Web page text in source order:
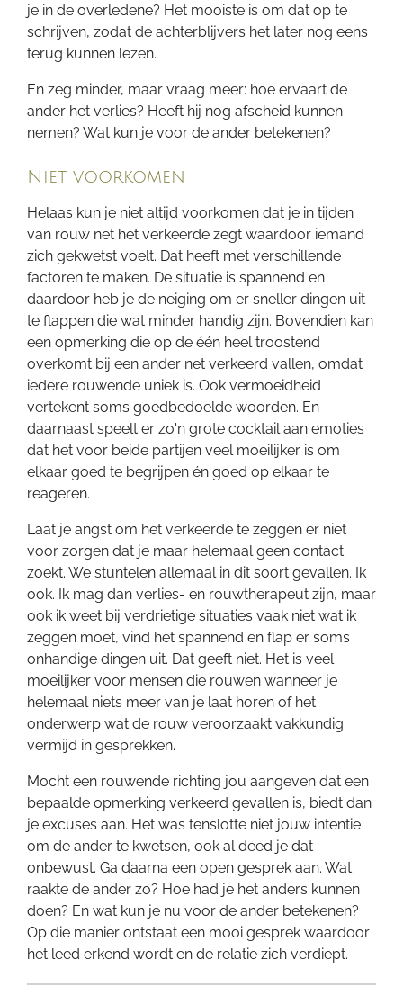
je in de overledene? Het mooiste is om dat op te
schrijven, zodat de achterblijvers het later nog eens
terug kunnen lezen.
En zeg minder, maar vraag meer: hoe ervaart de
ander het verlies? Heeft hij nog afscheid kunnen
nemen? Wat kun je voor de ander betekenen?
Niet voorkomen
Helaas kun je niet altijd voorkomen dat je in tijden
van rouw net het verkeerde zegt waardoor iemand
zich gekwetst voelt. Dat heeft met verschillende
factoren te maken. De situatie is spannend en
daardoor heb je de neiging om er sneller dingen uit
te flappen die wat minder handig zijn. Bovendien kan
een opmerking die op de één heel troostend
overkomt bij een ander net verkeerd vallen, omdat
iedere rouwende uniek is. Ook vermoeidheid
vertekent soms goedbedoelde woorden. En
daarnaast speelt er zo'n grote cocktail aan emoties
dat het voor beide partijen veel moeilijker is om
elkaar goed te begrijpen én goed op elkaar te
reageren.
Laat je angst om het verkeerde te zeggen er niet
voor zorgen dat je maar helemaal geen contact
zoekt. We stuntelen allemaal in dit soort gevallen. Ik
ook. Ik mag dan verlies- en rouwtherapeut zijn, maar
ook ik weet bij verdrietige situaties vaak niet wat ik
zeggen moet, vind het spannend en flap er soms
onhandige dingen uit. Dat geeft niet. Het is veel
moeilijker voor mensen die rouwen wanneer je
helemaal niets meer van je laat horen of het
onderwerp wat de rouw veroorzaakt vakkundig
vermijd in gesprekken.
Mocht een rouwende richting jou aangeven dat een
bepaalde opmerking verkeerd gevallen is, biedt dan
je excuses aan. Het was tenslotte niet jouw intentie
om de ander te kwetsen, ook al deed je dat
onbewust. Ga daarna een open gesprek aan. Wat
raakte de ander zo? Hoe had je het anders kunnen
doen? En wat kun je nu voor de ander betekenen?
Op die manier ontstaat een mooi gesprek waardoor
het leed erkend wordt en de relatie zich verdiept.